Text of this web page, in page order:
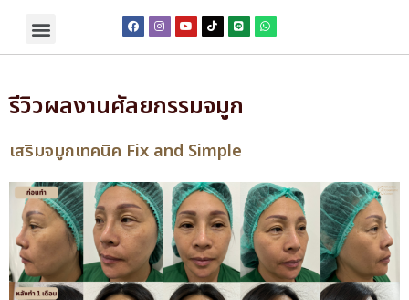
รีวิวผลงานศัลยกรรมจมูก
เสริมจมูกเทคนิค Fix and Simple